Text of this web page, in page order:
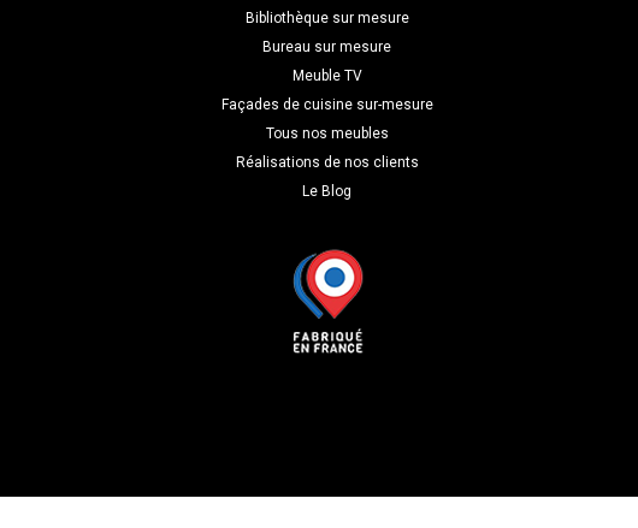
Bibliothèque sur mesure
Bureau sur mesure
Meuble TV
Façades de cuisine sur-mesure
Tous nos meubles
Réalisations de nos clients
Le Blog